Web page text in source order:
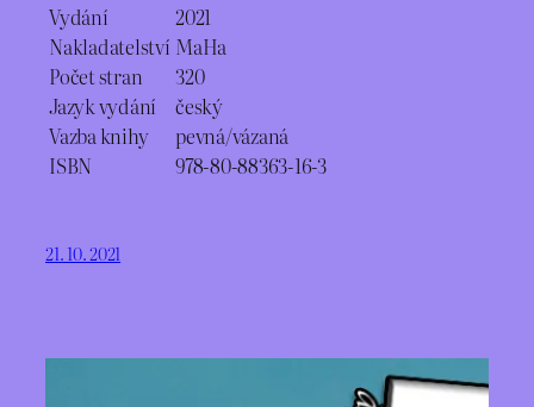
Vydání
2021
Nakladatelství MaHa
Počet stran
320
Jazyk vydání
český
Vazba knihy
pevná/vázaná
ISBN
978-80-88363-16-3
21. 10. 2021